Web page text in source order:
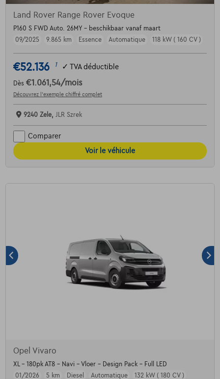
Land Rover Range Rover Evoque
P160 S FWD Auto. 26MY - beschikbaar vanaf maart
09/2025
9.865 km Essence Automatique 118 kW ( 160 CV )
€52.136 1 ✓ TVA déductible
Dès €1.061,54/mois
Découvrez l’exemple chiffré complet
9240 Zele, JLR Szrek
Comparer
Voir le véhicule
Opel Vivaro
XL - 180pk AT8 - Navi - Vloer - Design Pack - Full LED
01/2026
5 km Diesel Automatique 132 kW ( 180 CV )